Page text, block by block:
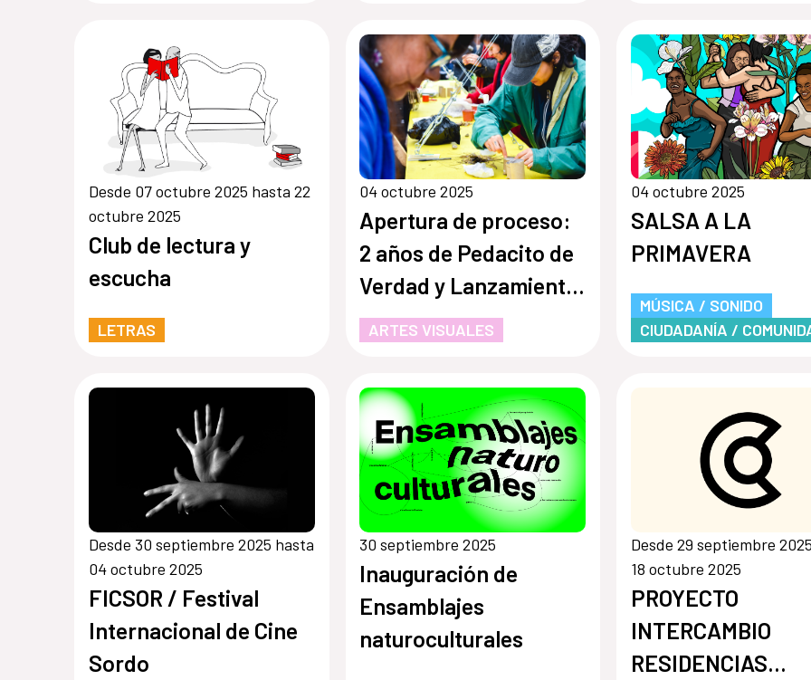
(Chile), con el espacio
de Residencias a
Cobert y el Festival Ex
Abrupto (España)
Desde 07 octubre 2025 hasta 22
octubre 2025
Club de lectura y
escucha
LETRAS
04 octubre 2025
Apertura de proceso:
2 años de Pedacito de
Verdad y Lanzamiento
de TAPzine de
laboratorios pop de
conversación.
ARTES VISUALES
04 octubre 2025
SALSA A LA
PRIMAVERA
MÚSICA / SONIDO
CIUDADANÍA /
Desde 30 septiembre 2025 hasta
04 octubre 2025
FICSOR / Festival
Internacional de Cine
Sordo
30 septiembre 2025
Inauguración de
Ensamblajes
naturoculturales
Desde 29 septiembre
18 octubre 2025
PROYECTO
INTERCAMBIO
RESIDENCIAS